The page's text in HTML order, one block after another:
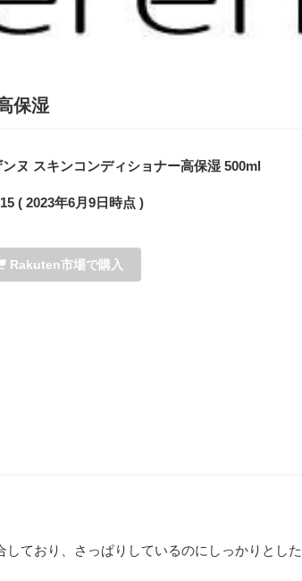
保湿
ンヌ スキンコンディショナー高保湿 500ml
( 2023年6月9日時点 )
Rakuten市場で購入
ており、さっぱりしているのにしっかりとした